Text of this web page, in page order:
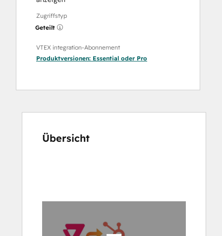
Zugriffstyp
Geteilt
VTEX integration-Abonnement
Produktversionen: Essential oder Pro
Übersicht
Elemente